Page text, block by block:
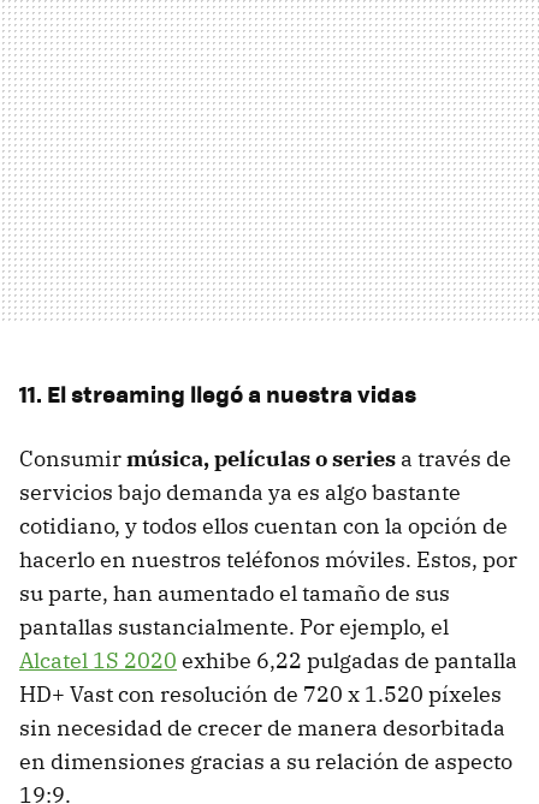
11. El streaming llegó a nuestra vidas
Consumirmúsica, películas o series a través de
servicios bajo demanda ya es algo bastante
cotidiano, y todos ellos cuentan con la opción de
hacerlo en nuestros teléfonos móviles. Estos, por
su parte, han aumentado el tamaño de sus
pantallas sustancialmente. Por ejemplo, el
Alcatel 1S 2020 exhibe 6,22 pulgadas de pantalla
HD+ Vast con resolución de 720 x 1.520 píxeles
sin necesidad de crecer de manera desorbitada
en dimensiones gracias a su relación de aspecto
19:9.